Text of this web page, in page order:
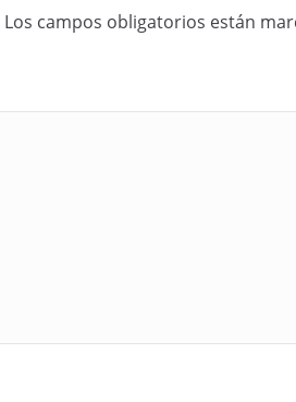
Los campos obligatorios están